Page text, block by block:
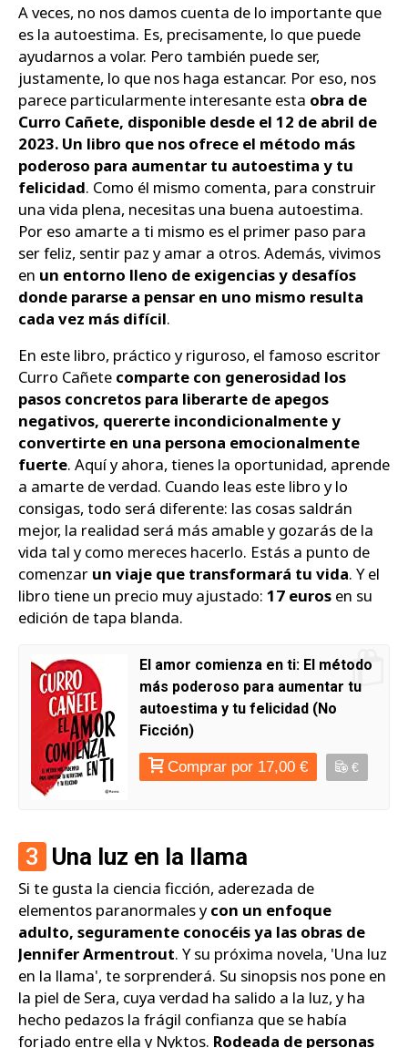
A veces, no nos damos cuenta de lo importante que
es la autoestima. Es, precisamente, lo que puede
ayudarnos a volar. Pero también puede ser,
justamente, lo que nos haga estancar. Por eso, nos
parece particularmente interesante esta obra de
Curro Cañete, disponible desde el 12 de abril de
2023. Un libro que nos ofrece el método más
poderoso para aumentar tu autoestima y tu
felicidad. Como él mismo comenta, para construir
una vida plena, necesitas una buena autoestima.
Por eso amarte a ti mismo es el primer paso para
ser feliz, sentir paz y amar a otros. Además, vivimos
en un entorno lleno de exigencias y desafíos
donde pararse a pensar en uno mismo resulta
cada vez más difícil.
En este libro, práctico y riguroso, el famoso escritor
Curro Cañete comparte con generosidad los
pasos concretos para liberarte de apegos
negativos, quererte incondicionalmente y
convertirte en una persona emocionalmente
fuerte. Aquí y ahora, tienes la oportunidad, aprende
a amarte de verdad. Cuando leas este libro y lo
consigas, todo será diferente: las cosas saldrán
mejor, la realidad será más amable y gozarás de la
vida tal y como mereces hacerlo. Estás a punto de
comenzar un viaje que transformará tu vida. Y el
libro tiene un precio muy ajustado: 17 euros en su
edición de tapa blanda.
El amor comienza en ti: El método
más poderoso para aumentar tu
autoestima y tu felicidad (No
Ficción)
Comprar por 17,00 € €
3 Una luz en la llama
Si te gusta la ciencia ficción, aderezada de
elementos paranormales ycon un enfoque
adulto, seguramente conocéis ya las obras de
Jennifer Armentrout. Y su próxima novela, 'Una luz
en la llama', te sorprenderá. Su sinopsis nos pone en
la piel de Sera, cuya verdad ha salido a la luz, y ha
hecho pedazos la frágil confianza que se había
forjado entre ella y Nyktos. Rodeada de personas